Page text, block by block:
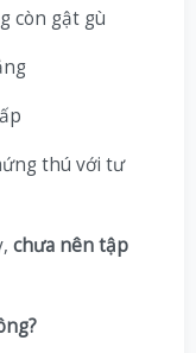
còn gật gù
thú với tư
chưa nên tập